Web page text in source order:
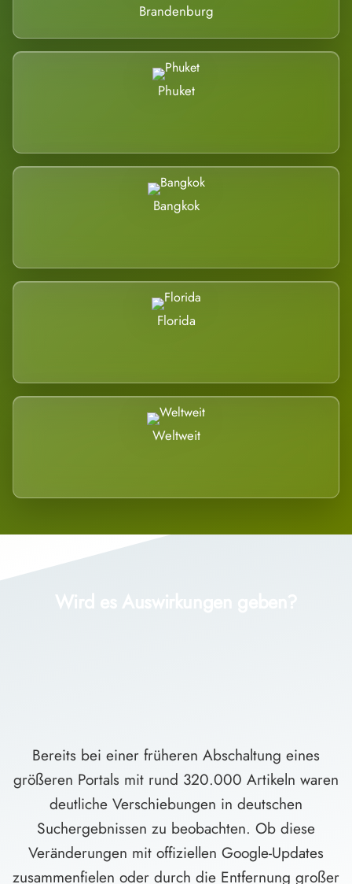
Brandenburg
Phuket
Bangkok
Florida
Weltweit
Wird es Auswirkungen geben?
Bereits bei einer früheren Abschaltung eines
größeren Portals mit rund 320.000 Artikeln waren
deutliche Verschiebungen in deutschen
Suchergebnissen zu beobachten. Ob diese
Veränderungen mit offiziellen Google-Updates
zusammenfielen oder durch die Entfernung großer